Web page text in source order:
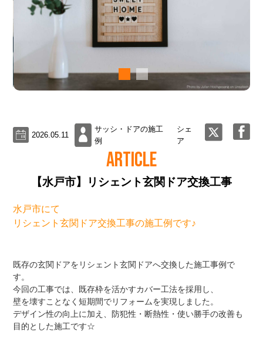
2026.05.11
サッシ・ドアの施工
例
シェ
ア
ARTICLE
【水戸市】リシェント玄関ドア交換工事